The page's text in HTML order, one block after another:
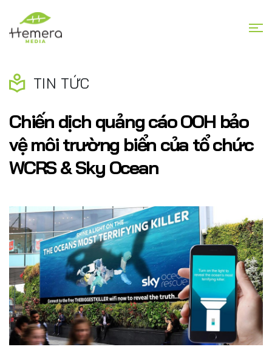
TIN TỨC
Chiến dịch quảng cáo OOH bảo
vệ môi trường biển của tổ chức
WCRS & Sky Ocean